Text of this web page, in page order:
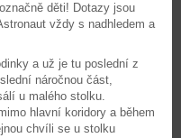
děti! Dotazy jsou
vždy s nadhledem a
a už je tu poslední z
náročnou část,
u malého stolku.
hlavní koridory a během
chvíli se u stolku